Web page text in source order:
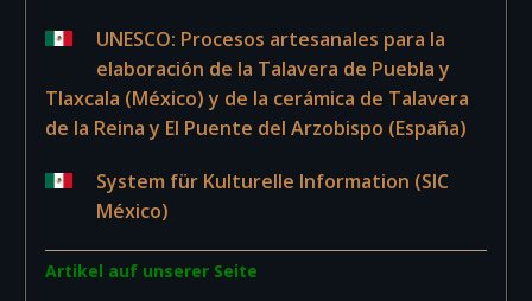
UNESCO: Procesos artesanales para la
elaboración de la Talavera de Puebla y
Tlaxcala (México) y de la cerámica de Talavera
de la Reina y El Puente del Arzobispo (España)
System für Kulturelle Information (SIC
México)
Artikel auf unserer Seite